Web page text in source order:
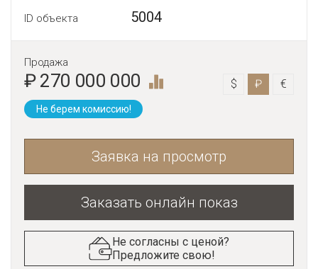
ID объекта 5004
Продажа
₽ 270 000 000 $ ₽ €
Не берем комиссию!
Заявка на просмотр
Заказать онлайн показ
Не согласны с ценой?
Предложите свою!